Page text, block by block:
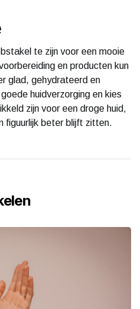
te zijn voor een mooie
en producten kun
glad, gehydrateerd en
huidverzorging en kies
zijn voor een droge huid,
figuurlijk beter blijft zitten.